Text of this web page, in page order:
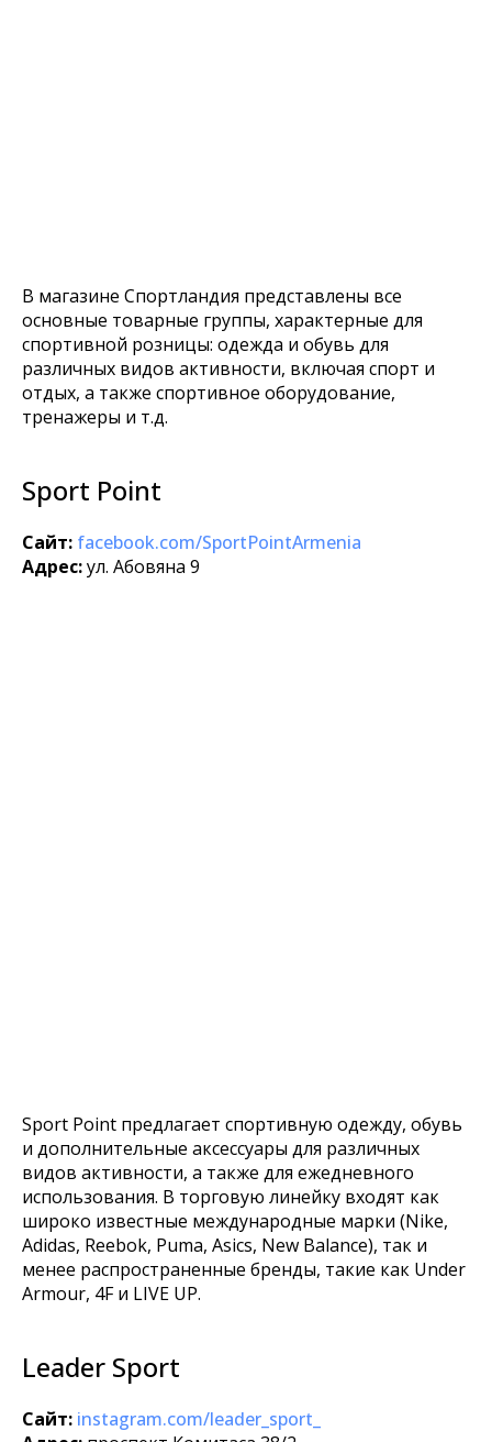
В магазине Спортландия представлены все
основные товарные группы, характерные для
спортивной розницы: одежда и обувь для
различных видов активности, включая спорт и
отдых, а также спортивное оборудование,
тренажеры и т.д.
Sport Point
Сайт: facebook.com/SportPointArmenia
Адрес:ул. Абовяна 9
Sport Point предлагает спортивную одежду, обувь
и дополнительные аксессуары для различных
видов активности, а также для ежедневного
использования. В торговую линейку входят как
широко известные международные марки (Nike,
Adidas, Reebok, Puma, Asics, New Balance), так и
менее распространенные бренды, такие как Under
Armour, 4F и LIVE UP.
Leader Sport
Сайт: instagram.com/leader_sport_